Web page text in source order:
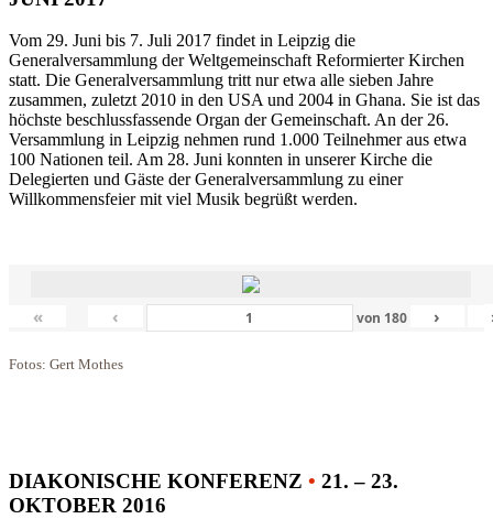
Vom 29. Juni bis 7. Juli 2017 findet in Leipzig die
Generalversammlung der Weltgemeinschaft Reformierter Kirchen
statt. Die Generalversammlung tritt nur etwa alle sieben Jahre
zusammen, zuletzt 2010 in den USA und 2004 in Ghana. Sie ist das
höchste beschlussfassende Organ der Gemeinschaft. An der 26.
Versammlung in Leipzig nehmen rund 1.000 Teilnehmer aus etwa
100 Nationen teil. Am 28. Juni konnten in unserer Kirche die
Delegierten und Gäste der Generalversammlung zu einer
Willkommensfeier mit viel Musik begrüßt werden.
« ‹ von 180 ›
Fotos: Gert Mothes
DIAKONISCHE KONFERENZ • 21. – 23.
OKTOBER 2016